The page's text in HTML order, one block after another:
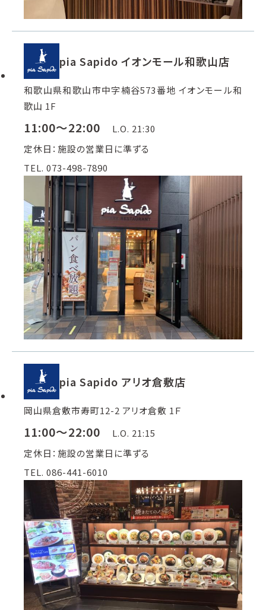
pia Sapido イオンモール和歌山店
和歌山県和歌山市中字楠谷573番地 イオンモール和
歌山 1F
11:00～22:00
L.O. 21:30
定休日：施設の営業日に準ずる
TEL. 073-498-7890
pia Sapido アリオ倉敷店
岡山県倉敷市寿町12-2 アリオ倉敷 1Ｆ
11:00～22:00
L.O. 21:15
定休日：施設の営業日に準ずる
TEL. 086-441-6010